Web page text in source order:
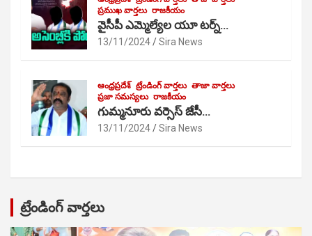
ప్రముఖ వార్తలు రాజకీయం
వైసీపీ ఎమ్మెల్యేల యూ టర్న్…
13/11/2024 Sira News
ఆంధ్రప్రదేశ్ ట్రేండింగ్ వార్తలు తాజా వార్తలు
ప్రజా సమస్యలు రాజకీయం
గుమ్మనూరు వర్సెస్ జేసీ…
13/11/2024 Sira News
ట్రేండింగ్ వార్తలు